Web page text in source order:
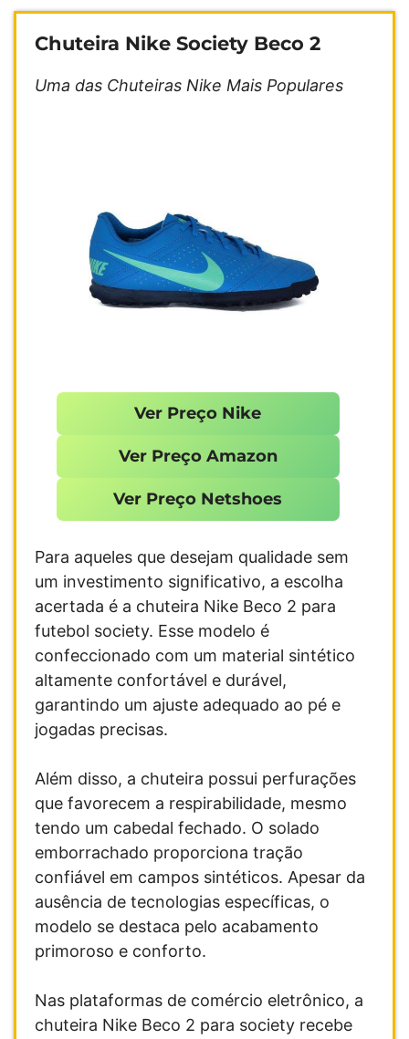
Chuteira Nike Society Beco 2
Uma das Chuteiras Nike Mais Populares
Ver Preço Nike
Ver Preço Amazon
Ver Preço Netshoes
Para aqueles que desejam qualidade sem
um investimento significativo, a escolha
acertada é a chuteira Nike Beco 2 para
futebol society. Esse modelo é
confeccionado com um material sintético
altamente confortável e durável,
garantindo um ajuste adequado ao pé e
jogadas precisas.
Além disso, a chuteira possui perfurações
que favorecem a respirabilidade, mesmo
tendo um cabedal fechado. O solado
emborrachado proporciona tração
confiável em campos sintéticos. Apesar da
ausência de tecnologias específicas, o
modelo se destaca pelo acabamento
primoroso e conforto.
Nas plataformas de comércio eletrônico, a
chuteira Nike Beco 2 para society recebe